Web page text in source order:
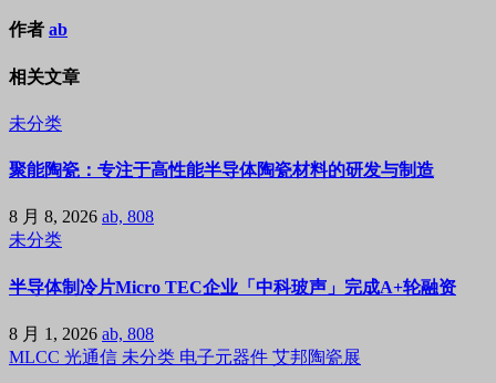
作者 ab
相关文章
未分类
聚能陶瓷：专注于高性能半导体陶瓷材料的研发与制造
8 月 8, 2026 ab, 808
未分类
半导体制冷片Micro TEC企业「中科玻声」完成A+轮融资
8 月 1, 2026 ab, 808
MLCC 光通信 未分类 电子元器件 艾邦陶瓷展